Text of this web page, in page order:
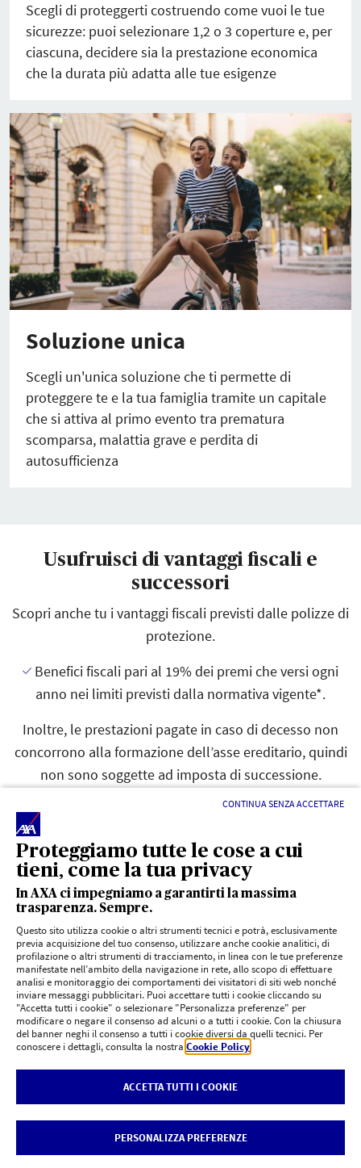
Proteggiamo tutte le cose a cui
tieni, come la tua privacy
In AXA ci impegniamo a garantirti la massima
trasparenza. Sempre.
Questo sito utilizza cookie o altri strumenti tecnici e potrà, esclusivamente
previa acquisizione del tuo consenso, utilizzare anche cookie analitici, di
profilazione o altri strumenti di tracciamento, in linea con le tue preferenze
manifestate nell’ambito della navigazione in rete, allo scopo di effettuare
analisi e monitoraggio dei comportamenti dei visitatori di siti web nonché
inviare messaggi pubblicitari. Puoi accettare tutti i cookie cliccando su
"Accetta tutti i cookie" o selezionare "Personalizza preferenze" per
modificare o negare il consenso ad alcuni o a tutti i cookie. Con la chiusura
del banner neghi il consenso a tutti i cookie diversi da quelli tecnici. Per
conoscere i dettagli, consulta la nostra Cookie Policy
CONTINUA SENZA ACCETTARE
ACCETTA TUTTI I COOKIE
PERSONALIZZA PREFERENZE
Scegli di proteggerti costruendo come vuoi le tue
sicurezze: puoi selezionare 1,2 o 3 coperture e, per
ciascuna, decidere sia la prestazione economica
che la durata più adatta alle tue esigenze
Soluzione unica
Scegli un'unica soluzione che ti permette di
proteggere te e la tua famiglia tramite un capitale
che si attiva al primo evento tra prematura
scomparsa, malattia grave e perdita di
autosufficienza
Usufruisci di vantaggi fiscali e
successori
Scopri anche tu i vantaggi fiscali previsti dalle polizze di
protezione.
Benefici fiscali pari al 19% dei premi che versi ogni
anno nei limiti previsti dalla normativa vigente*.
Inoltre, le prestazioni pagate in caso di decesso non
concorrono alla formazione dell’asse ereditario, quindi
non sono soggette ad imposta di successione.
agenziaentrate.gov
La quotazione è indicativa e non vincolante, non costituisce né
sostituisce un preventivo e/o una proposta contrattuale in quanto
mancante di alcuni elementi necessari all'assunzione del rischio
assicurativo. Per avere maggiori informazioni e un preventivo su misura
rivolgiti ad un'agenzia AXA o una Filiale di Banca Monte dei Paschi di
Siena
Prima della sottoscrizione leggere il set informativo disponibile su
axa.iteaxa-mps.it.
Cookie Policy | Rivedi le tue scelte sui Cookie
Dichiarazione di accessibilità
AXA Assicurazioni S.p.A. - Partita IVA 00902170018